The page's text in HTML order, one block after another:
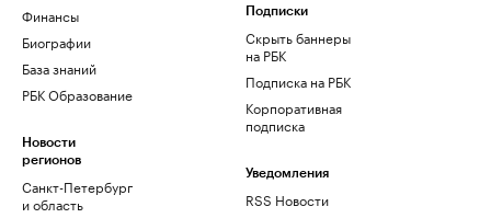
Финансы
Биографии
База знаний
РБК Образование
Новости
регионов
Санкт-Петербург
и область
Подписки
Скрыть баннеры
на РБК
Подписка на РБК
Корпоративная
подписка
Уведомления
RSS Новости